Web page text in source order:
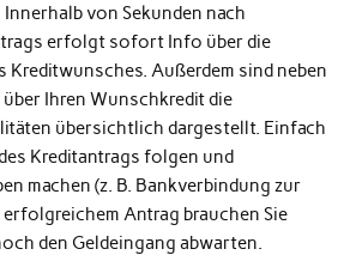
von Sekunden nach
erfolgt sofort Info über die
Kreditwunsches. Außerdem sind neben
Ihren Wunschkredit die
übersichtlich dargestellt. Einfach
Kreditantrags folgen und
machen (z. B. Bankverbindung zur
Antrag brauchen Sie
den Geldeingang abwarten.